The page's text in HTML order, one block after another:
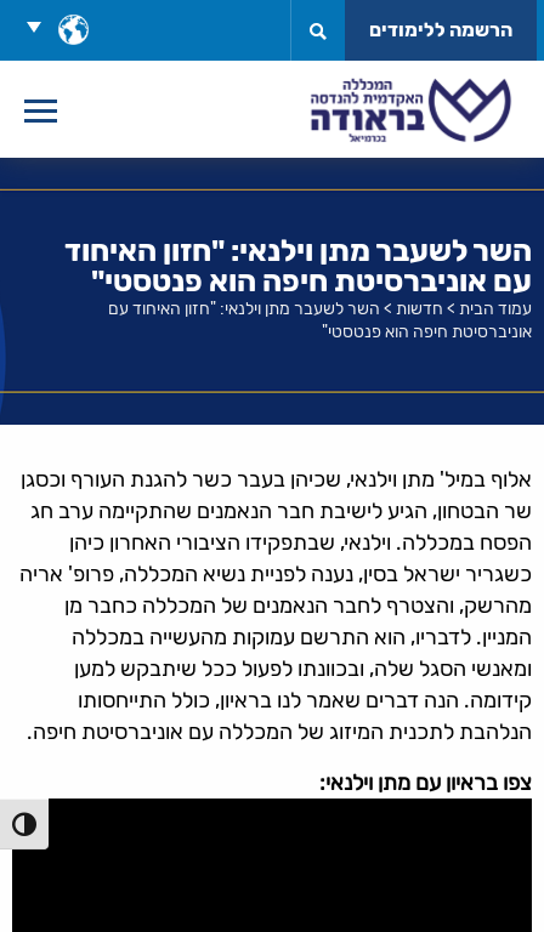
לתוכן
בחר
שפה
הרשמה ללימודים
השר לשעבר מתן וילנאי: "חזון האיחוד
עם אוניברסיטת חיפה הוא פנטסטי"
עמוד הבית > חדשות > השר לשעבר מתן וילנאי: "חזון האיחוד עם
אוניברסיטת חיפה הוא פנטסטי"
אלוף במיל' מתן וילנאי, שכיהן בעבר כשר להגנת העורף וכסגן
שר הבטחון, הגיע לישיבת חבר הנאמנים שהתקיימה ערב חג
הפסח במכללה. וילנאי, שבתפקידו הציבורי האחרון כיהן
כשגריר ישראל בסין, נענה לפניית נשיא המכללה, פרופ' אריה
מהרשק, והצטרף לחבר הנאמנים של המכללה כחבר מן
המניין. לדבריו, הוא התרשם עמוקות מהעשייה במכללה
ומאנשי הסגל שלה, ובכוונתו לפעול ככל שיתבקש למען
קידומה. הנה דברים שאמר לנו בראיון, כולל התייחסותו
הנלהבת לתכנית המיזוג של המכללה עם אוניברסיטת חיפה.
צפו בראיון עם מתן וילנאי: